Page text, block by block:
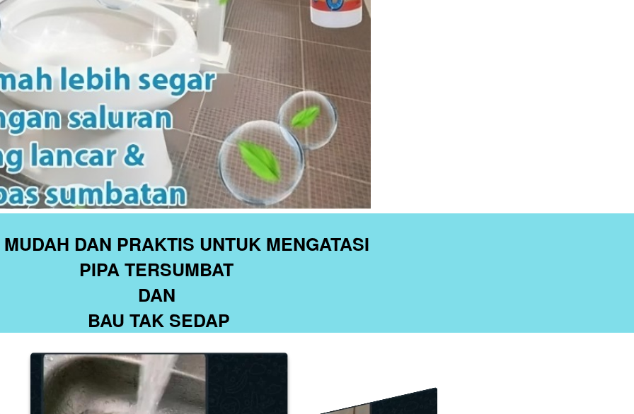
DAN PRAKTIS UNTUK MENGATASI
PIPA TERSUMBAT
DAN
BAU TAK SEDAP